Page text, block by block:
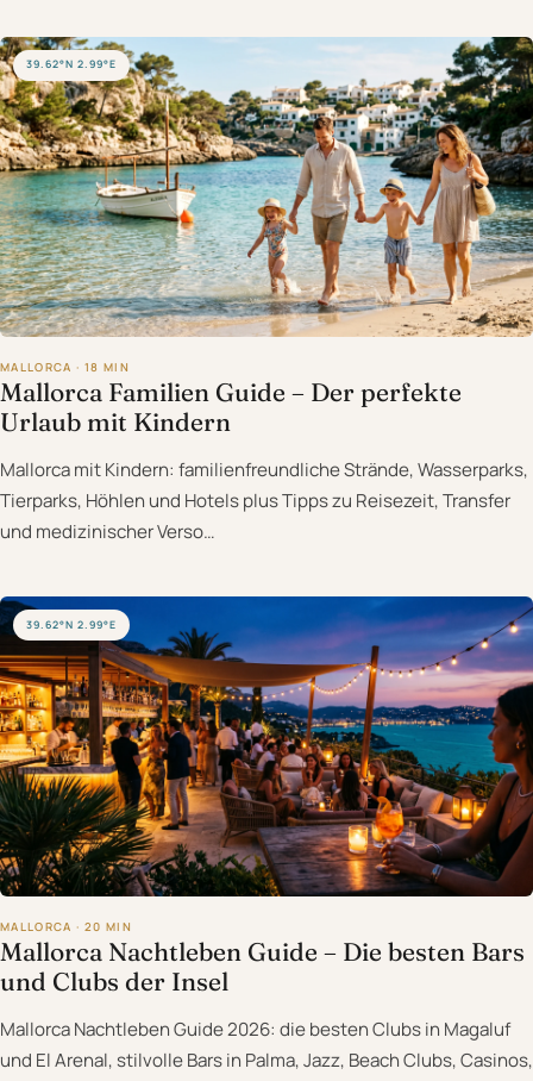
39.62°N 2.99°E
MALLORCA · 18 MIN
Mallorca Familien Guide – Der perfekte
Urlaub mit Kindern
Mallorca mit Kindern: familienfreundliche Strände, Wasserparks,
Tierparks, Höhlen und Hotels plus Tipps zu Reisezeit, Transfer
und medizinischer Verso…
39.62°N 2.99°E
MALLORCA · 20 MIN
Mallorca Nachtleben Guide – Die besten Bars
und Clubs der Insel
Mallorca Nachtleben Guide 2026: die besten Clubs in Magaluf
und El Arenal, stilvolle Bars in Palma, Jazz, Beach Clubs, Casinos,